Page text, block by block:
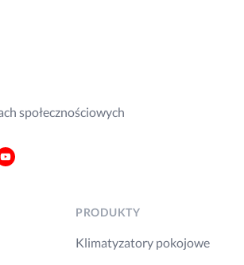
społecznościowych
PRODUKTY
Klimatyzatory pokojowe